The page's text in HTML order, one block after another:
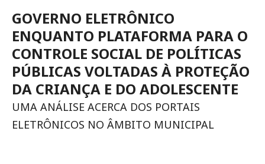
GOVERNO ELETRÔNICO
ENQUANTO PLATAFORMA PARA O
CONTROLE SOCIAL DE POLÍTICAS
PÚBLICAS VOLTADAS À PROTEÇÃO
DA CRIANÇA E DO ADOLESCENTE
UMA ANÁLISE ACERCA DOS PORTAIS
ELETRÔNICOS NO ÂMBITO MUNICIPAL